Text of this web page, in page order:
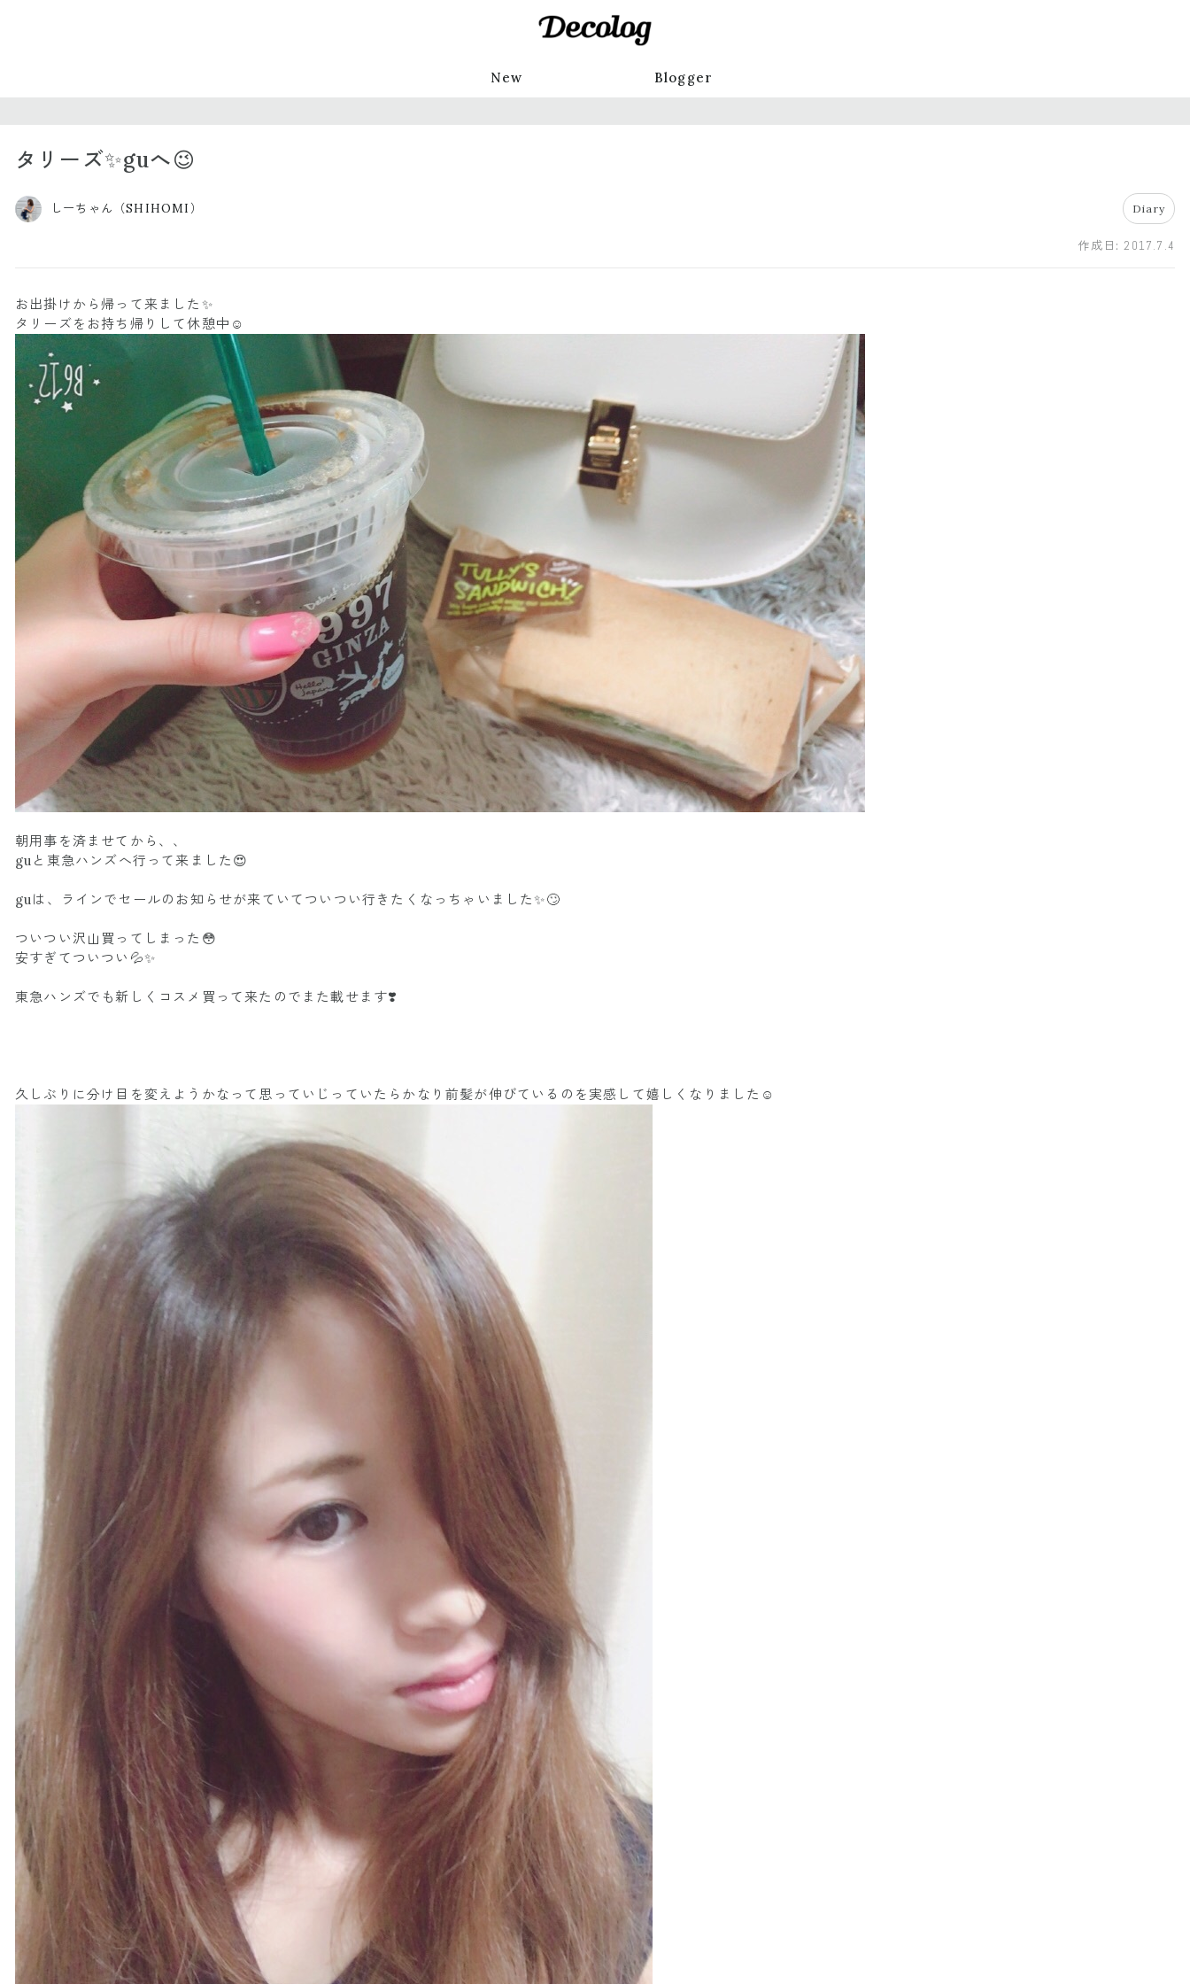
New Blogger
タリーズ✨guへ😉
しーちゃん（SHIHOMI） Diary
作成日:2017.7.4
お出掛けから帰って来ました✨
タリーズをお持ち帰りして休憩中☺️
朝用事を済ませてから、、
guと東急ハンズへ行って来ました😍
guは、ラインでセールのお知らせが来ていてついつい行きたくなっちゃいました✨🙄
ついつい沢山買ってしまった😳
安すぎてついつい💦✨
東急ハンズでも新しくコスメ買って来たのでまた載せます❣️
久しぶりに分け目を変えようかなって思っていじっていたらかなり前髪が伸びているのを実感して嬉しくなりました☺️